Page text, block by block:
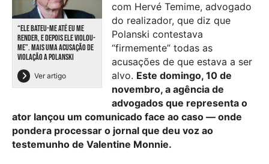
“ELE BATEU-ME ATÉ EU ME
RENDER, E DEPOIS ELE VIOLOU-
ME”. MAIS UMA ACUSAÇÃO DE
VIOLAÇÃO A POLANSKI
Ver artigo
com Hervé Temime, advogado
do realizador, que diz que
Polanski contestava
“firmemente” todas as
acusações de que estava a ser
alvo. Este domingo, 10 de
novembro, a agência de
advogados que representa o
ator lançou um comunicado face ao caso — onde
pondera processar o jornal que deu voz ao
testemunho de Valentine Monnie.